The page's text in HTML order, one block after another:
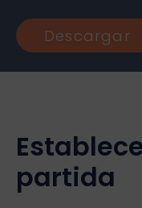
Descargar
partida